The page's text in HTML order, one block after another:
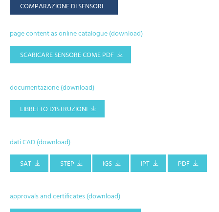
COMPARAZIONE DI SENSORI
page content as online catalogue (download)
SCARICARE SENSORE COME PDF
documentazione (download)
LIBRETTO D'ISTRUZIONI
dati CAD (download)
SAT
STEP IGS IPT PDF
approvals and certificates (download)